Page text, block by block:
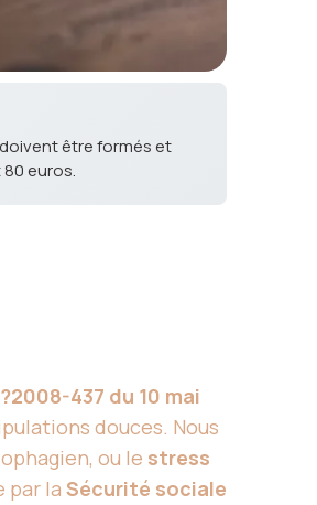
être formés et
euros.
437 du 10 mai
douces. Nous
ou le stress
par la Sécurité sociale